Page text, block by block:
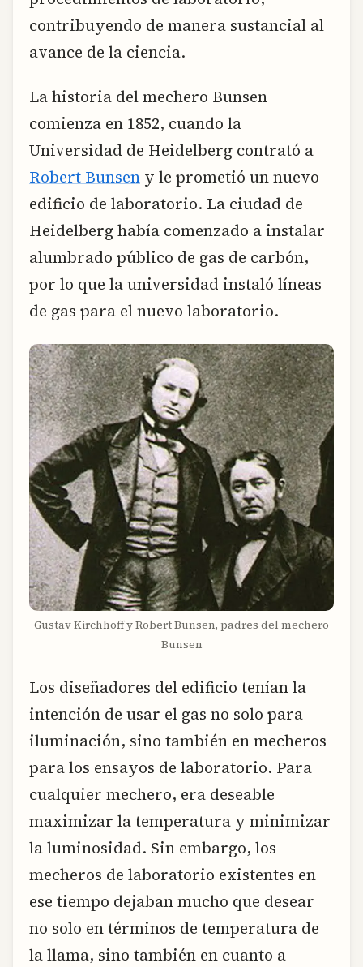
contribuyendo de manera sustancial al
avance de la ciencia.
La historia del mechero Bunsen
comienza en 1852, cuando la
Universidad de Heidelberg contrató a
Robert Bunsen y le prometió un nuevo
edificio de laboratorio. La ciudad de
Heidelberg había comenzado a instalar
alumbrado público de gas de carbón,
por lo que la universidad instaló líneas
de gas para el nuevo laboratorio.
Gustav Kirchhoff y Robert Bunsen, padres del mechero
Bunsen
Los diseñadores del edificio tenían la
intención de usar el gas no solo para
iluminación, sino también en mecheros
para los ensayos de laboratorio. Para
cualquier mechero, era deseable
maximizar la temperatura y minimizar
la luminosidad. Sin embargo, los
mecheros de laboratorio existentes en
ese tiempo dejaban mucho que desear
no solo en términos de temperatura de
la llama, sino también en cuanto a